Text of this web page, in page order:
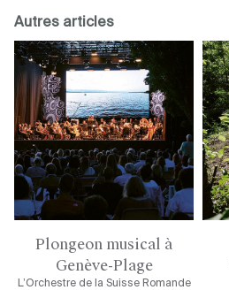
Autres articles
Plongeon musical à
Genève-Plage
L’Orchestre de la Suisse Romande